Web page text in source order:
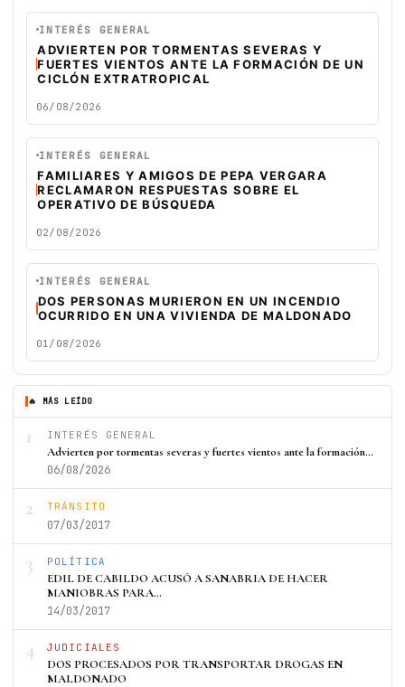
INTERÉS GENERAL
ADVIERTEN POR TORMENTAS SEVERAS Y
FUERTES VIENTOS ANTE LA FORMACIÓN DE UN
CICLÓN EXTRATROPICAL
06/08/2026
INTERÉS GENERAL
FAMILIARES Y AMIGOS DE PEPA VERGARA
RECLAMARON RESPUESTAS SOBRE EL
OPERATIVO DE BÚSQUEDA
02/08/2026
INTERÉS GENERAL
DOS PERSONAS MURIERON EN UN INCENDIO
OCURRIDO EN UNA VIVIENDA DE MALDONADO
01/08/2026
🔥 MÁS LEÍDO
1 INTERÉS GENERAL
Advierten por tormentas severas y fuertes vientos ante la formación…
06/08/2026
2 TRÁNSITO
07/03/2017
3 POLÍTICA
EDIL DE CABILDO ACUSÓ A SANABRIA DE HACER
MANIOBRAS PARA…
14/03/2017
4 JUDICIALES
DOS PROCESADOS POR TRANSPORTAR DROGAS EN
MALDONADO